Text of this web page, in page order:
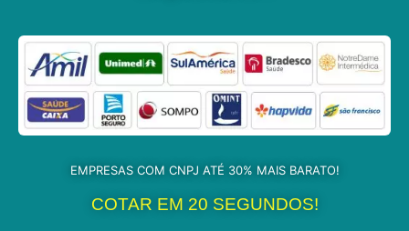
EMPRESAS COM CNPJ ATÉ 30% MAIS BARATO!
COTAR EM 20 SEGUNDOS!​